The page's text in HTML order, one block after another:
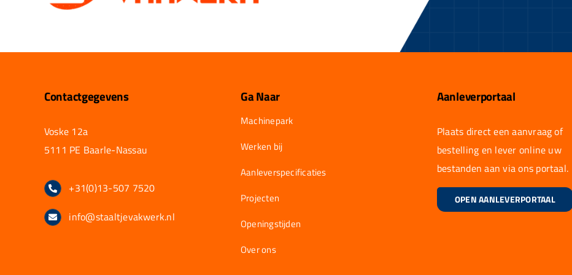
Contactgegevens
Voske 12a
5111 PE Baarle-Nassau
+31(0)13-507 7520
info@staaltjevakwerk.nl
Ga Naar
Machinepark
Werken bij
Aanleverspecificaties
Projecten
Openingstijden
Over ons
Aanleverportaal
Plaats direct een aanvraag of
bestelling en lever online uw
bestanden aan via ons portaal.
OPEN AANLEVERPORTAAL